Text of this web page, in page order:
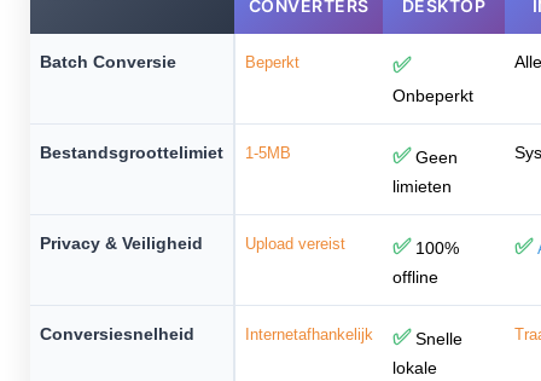
CONVERTERS
DESKTOP
Batch Conversie Beperkt ✅
Onbeperkt
Bestandsgroottelimiet 1-5MB ✅Geen
limieten
Privacy & Veiligheid Upload vereist ✅100%
offline
✅
Conversiesnelheid Internetafhankelijk ✅Snelle
lokale